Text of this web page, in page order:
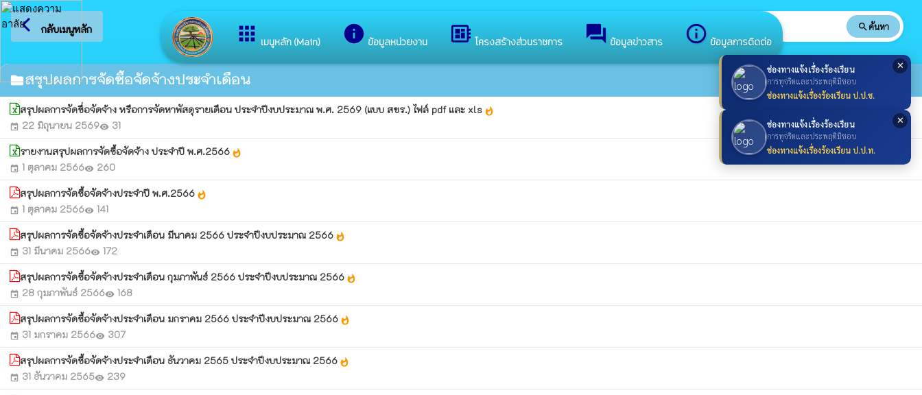
✕
ช่องทางแจ้งเรื่องร้องเรียน
การทุจริตและประพฤติมิชอบ
ช่องทางแจ้งเรื่องร้องเรียน ป.ป.ช.
✕
ช่องทางแจ้งเรื่องร้องเรียน
การทุจริตและประพฤติมิชอบ
ช่องทางแจ้งเรื่องร้องเรียน ป.ป.ท.
apps เมนูหลัก (Main) info ข้อมูลหน่วยงาน developer_board โครงสร้างส่วนราชการ forum ข้อมูลข่าวสาร info_outline ข้อมูลการติดต่อ
arrow_back_ios กลับเมนูหลัก ยินดีต้อนรับสู่เว็บไซต์ของ องค์การบริหารส่วนตำบลโพนโก search search ค้นหา
folderสรุปผลการจัดซื้อจัดจ้างประจำเดือน
สรุปผลการจัดชื่อจัดจ้าง หรือการจัดหาพัสดุรายเดือน ประจำปีงบประมาณ พ.ศ. 2569 (แบบ สขร.) ไฟล์ pdf และ xls whatshot
event 22 มิถุนายน 2569visibility 31
รายงานสรุปผลการจัดซื้อจัดจ้าง ประจำปี พ.ศ.2566 whatshot
event 1 ตุลาคม 2566visibility 260
สรุปผลการจัดซื้อจัดจ้างประจำปี พ.ศ.2566 whatshot
event 1 ตุลาคม 2566visibility 141
สรุปผลการจัดซื้อจัดจ้างประจำเดือน มีนาคม 2566 ประจำปีงบประมาณ 2566 whatshot
event 31 มีนาคม 2566visibility 172
สรุปผลการจัดซื้อจัดจ้างประจำเดือน กุมภาพันธ์ 2566 ประจำปีงบประมาณ 2566 whatshot
event 28 กุมภาพันธ์ 2566visibility 168
สรุปผลการจัดซื้อจัดจ้างประจำเดือน มกราคม 2566 ประจำปีงบประมาณ 2566 whatshot
event 31 มกราคม 2566visibility 307
สรุปผลการจัดซื้อจัดจ้างประจำเดือน ธันวาคม 2565 ประจำปีงบประมาณ 2566 whatshot
event 31 ธันวาคม 2565visibility 239